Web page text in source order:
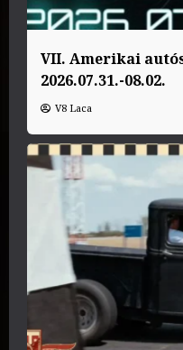
VII. Amerikai
2026.07.31.-08.02.
V8 Laca